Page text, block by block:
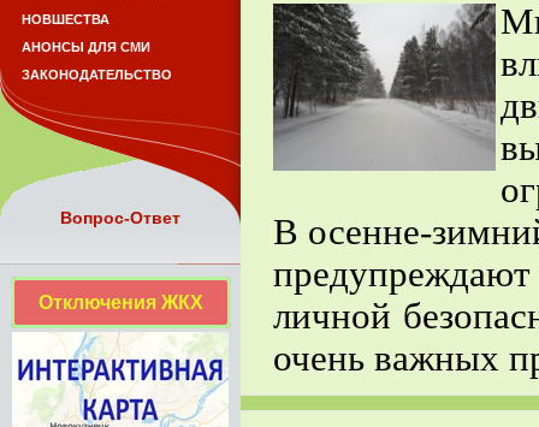
В осенне-
личной
очень важных
НОВШЕСТВА
АНОНСЫ ДЛЯ СМИ
ЗАКОНОДАТЕЛЬСТВО
Вопрос-Ответ
Отключения ЖКХ